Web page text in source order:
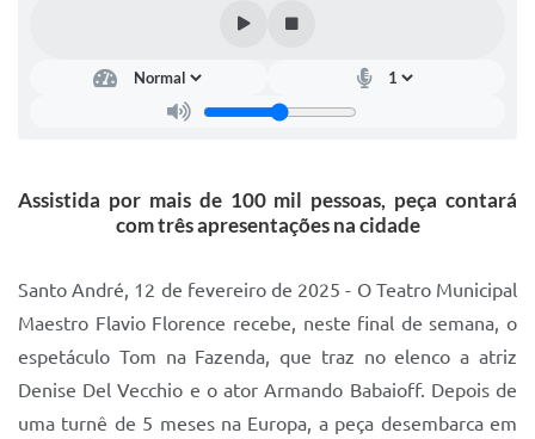
Legislação
Lei de acesso à informação
Mobilidade Urbana Sustentável
Parque Escola
Portal da Educação
Assistida por mais de 100 mil pessoas, peça contará
com três apresentações na cidade
Santo André, 12 de fevereiro de 2025 - O Teatro Municipal
Maestro Flavio Florence recebe, neste final de semana, o
espetáculo Tom na Fazenda, que traz no elenco a atriz
Denise Del Vecchio e o ator Armando Babaioff. Depois de
uma turnê de 5 meses na Europa, a peça desembarca em